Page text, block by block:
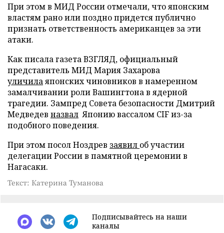
При этом в МИД России отмечали, что японским
властям рано или поздно придется публично
признать ответственность американцев за эти
атаки.
Как писала газета ВЗГЛЯД, официальный
представитель МИД Мария Захарова
уличилаяпонских чиновников в намеренном
замалчивании роли Вашингтона в ядерной
трагедии. Зампред Совета безопасности Дмитрий
Медведев назвал Японию вассалом CIF из-за
подобного поведения.
При этом посол Ноздрев заявил об участии
делегации России в памятной церемонии в
Нагасаки.
Текст: Катерина Туманова
Подписывайтесь на наши
каналы